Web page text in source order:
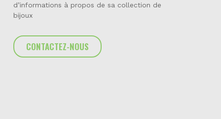
d’informations à propos de sa collection de
bijoux
CONTACTEZ-NOUS